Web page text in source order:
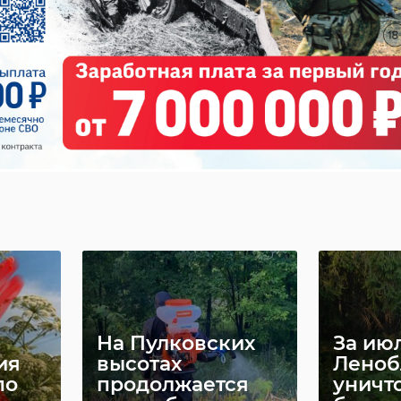
На Пулковских
высотах
продолжается
За
фк ленинградец
...
«Ленинградец»
досрочно вышел
в перву ...
29 мая 2023, 06:27 05 июня
Ленобласть
восстанавливает
территории
области Александр Дрозденко в рамках рабочей поездки в
спецтехнику и осмотрел местный интернат, где продолжаются